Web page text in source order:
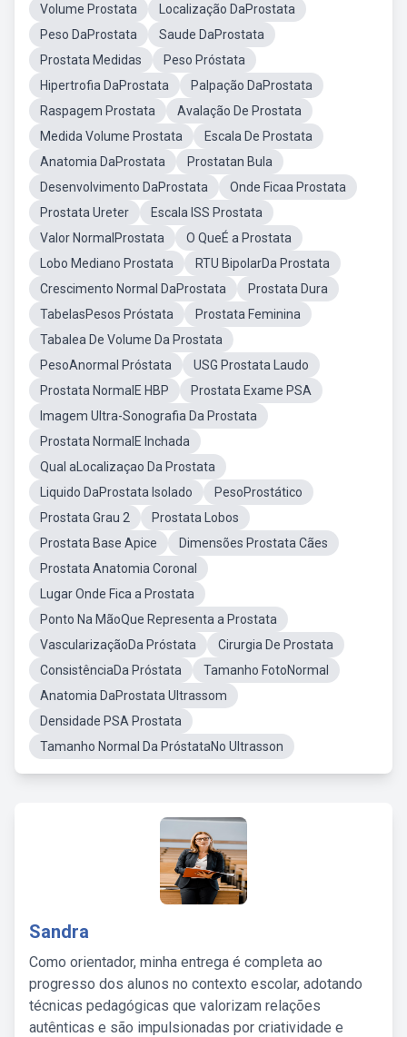
Volume Prostata
Localização DaProstata
Peso DaProstata
Saude DaProstata
Prostata Medidas
Peso Próstata
Hipertrofia DaProstata
Palpação DaProstata
Raspagem Prostata
Avalação De Prostata
Medida Volume Prostata
Escala De Prostata
Anatomia DaProstata
Prostatan Bula
Desenvolvimento DaProstata
Onde Ficaa Prostata
Prostata Ureter
Escala ISS Prostata
Valor NormalProstata
O QueÉ a Prostata
Lobo Mediano Prostata
RTU BipolarDa Prostata
Crescimento Normal DaProstata
Prostata Dura
TabelasPesos Próstata
Prostata Feminina
Tabalea De Volume Da Prostata
PesoAnormal Próstata
USG Prostata Laudo
Prostata NormalE HBP
Prostata Exame PSA
Imagem Ultra-Sonografia Da Prostata
Prostata NormalE Inchada
Qual aLocalizaçao Da Prostata
Liquido DaProstata Isolado
PesoProstático
Prostata Grau 2
Prostata Lobos
Prostata Base Apice
Dimensões Prostata Cães
Prostata Anatomia Coronal
Lugar Onde Fica a Prostata
Ponto Na MãoQue Representa a Prostata
VascularizaçãoDa Próstata
Cirurgia De Prostata
ConsistênciaDa Próstata
Tamanho FotoNormal
Anatomia DaProstata Ultrassom
Densidade PSA Prostata
Tamanho Normal Da PróstataNo Ultrasson
Sandra
Como orientador, minha entrega é completa ao
progresso dos alunos no contexto escolar, adotando
técnicas pedagógicas que valorizam relações
autênticas e são impulsionadas por criatividade e